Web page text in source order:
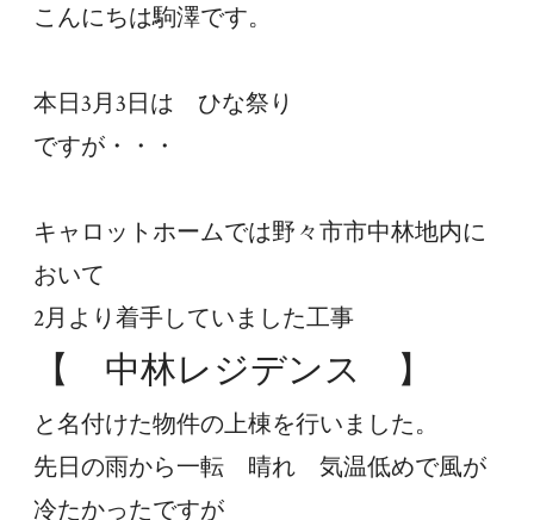
こんにちは駒澤です。
本日3月3日は　ひな祭り
ですが・・・
キャロットホームでは野々市市中林地内に
おいて
2月より着手していました工事
【　中林レジデンス　】
と名付けた物件の上棟を行いました。
先日の雨から一転　晴れ　気温低めで風が
冷たかったですが